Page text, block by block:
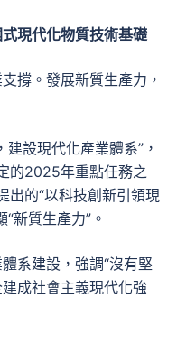
式現代化物質技術基礎
撐。發展新質生產力，
設現代化產業體系”，
的2025年重點任務之
的“以科技創新引領現
新質生產力”。
系建設，強調“沒有堅
成社會主義現代化強